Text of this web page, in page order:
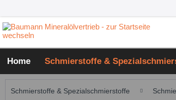
Home Schmierstoffe &
Schmierstoffe & Spezialschmierstoffe